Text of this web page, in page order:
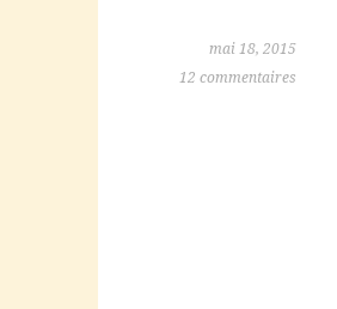
mai 18, 2015
12 commentaires